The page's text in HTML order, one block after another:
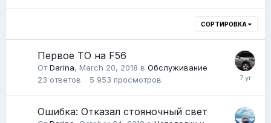
СОРТИРОВКА
Первое ТО на F56
ОтDarina, March 20, 2018 в Обслуживание
23 ответов 5 953 просмотров
Ошибка: Отказал стояночный свет